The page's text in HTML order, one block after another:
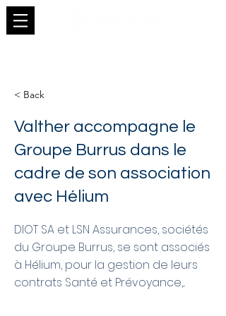
< Back
Valther accompagne le
Groupe Burrus dans le
cadre de son association
avec Hélium
DIOT SA et LSN Assurances, sociétés
du Groupe Burrus, se sont associés
à Hélium, pour la gestion de leurs
contrats Santé et Prévoyance,...